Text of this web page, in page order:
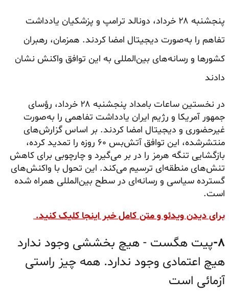
پنجشنبه ۲۸ خرداد، دونالد ترامپ و پزشکیان یادداشت
تفاهم را به‌صورت دیجیتال امضا کردند. همزمان، رهبران
کشورها و رسانه‌های بین‌المللی به این توافق واکنش نشان
دادند
در نخستین ساعات بامداد پنجشنبه ۲۸ خرداد، رؤسای
جمهور آمریکا و رژیم ایران یادداشت تفاهمی را به‌صورت
غیرحضوری و دیجیتال امضا کردند. بر اساس گزارش‌های
منتشرشده، این توافق آتش‌بس ۶۰ روزه را تمدید کرده،
بازگشایی تنگه هرمز را در بر می‌گیرد و چارچوبی برای کاهش
تنش‌های منطقه‌ای ترسیم می‌کند. این تحول با واکنش‌های
گسترده سیاسی و رسانه‌ای در سطح بین‌المللی همراه شده
است.
برای دیدن ویدئو و متن کامل خبر اینجا کلیک کنید.
۸- پیت هگست - هیچ بخششی وجود ندارد
هیچ اعتمادی وجود ندارد. همه چیز راستی
آزمائی است